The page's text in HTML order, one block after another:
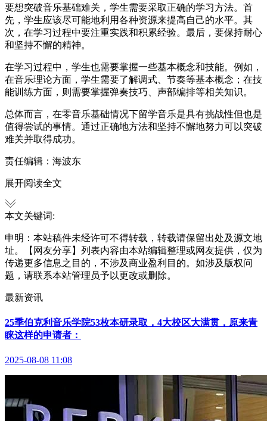
要想突破音乐基础难关，学生需要采取正确的学习方法。首
先，学生应该尽可能地利用各种资源来提高自己的水平。其
次，在学习过程中要注重实践和积累经验。最后，要保持耐心
和坚持不懈的精神。
在学习过程中，学生也需要掌握一些基本概念和技能。例如，
在音乐理论方面，学生需要了解调式、节奏等基本概念；在技
能训练方面，则需要掌握弹奏技巧、声部编排等相关知识。
总体而言，在零音乐基础情况下留学音乐是具有挑战性但也是
值得尝试的事情。通过正确地方法和坚持不懈地努力可以突破
难关并取得成功。
责任编辑：海波东
展开阅读全文
本文关键词:
申明：本站稿件未经许可不得转载，转载请保留出处及源文地
址。【网友分享】列表内容由本站编辑整理或网友提供，仅为
传递更多信息之目的，不涉及商业盈利目的。如涉及版权问
题，请联系本站管理员予以更改或删除。
最新资讯
25季伯克利音乐学院53枚本研录取，4大校区大满贯，原来青
睐这样的申请者：
2025-08-08 11:08